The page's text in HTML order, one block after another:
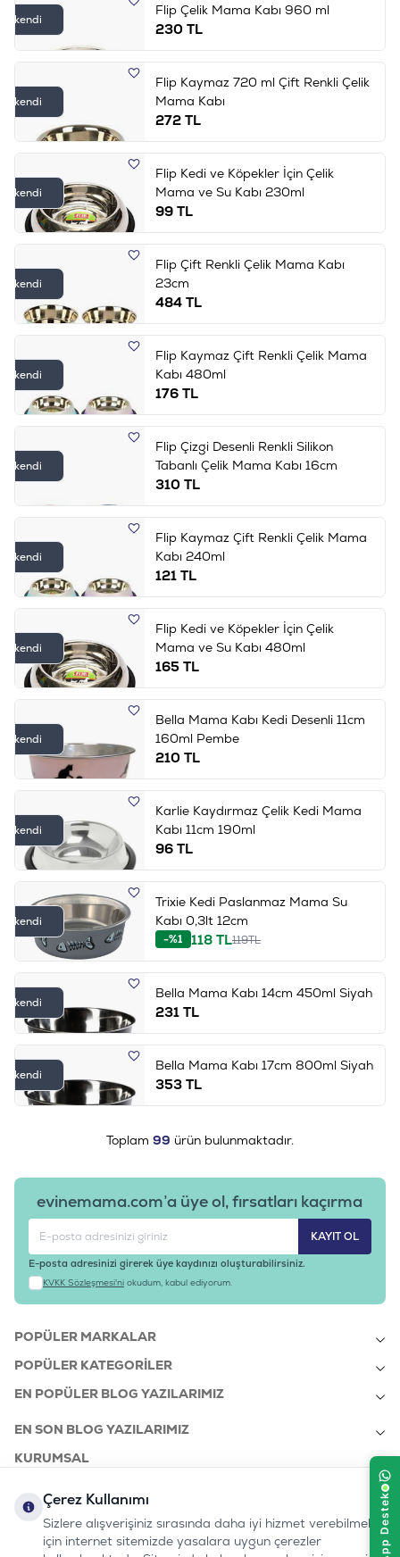
Tükendi
Flip Çelik Mama Kabı 960 ml
230 TL
Tükendi
Flip Kaymaz 720 ml Çift Renkli Çelik
Mama Kabı
272TL
Tükendi
Flip Kedi ve Köpekler İçin Çelik
Mama ve Su Kabı 230ml
99TL
Tükendi
Flip Çift Renkli Çelik Mama Kabı
23cm
484TL
Tükendi
Flip Kaymaz Çift Renkli Çelik Mama
Kabı 480ml
176TL
Tükendi
Flip Çizgi Desenli Renkli Silikon
Tabanlı Çelik Mama Kabı 16cm
310 TL
Tükendi
Flip Kaymaz Çift Renkli Çelik Mama
Kabı 240ml
121TL
Tükendi
Flip Kedi ve Köpekler İçin Çelik
Mama ve Su Kabı 480ml
165TL
Tükendi
Bella Mama Kabı Kedi Desenli 11cm
160ml Pembe
210 TL
Tükendi
Karlie Kaydırmaz Çelik Kedi Mama
Kabı 11cm 190ml
96TL
Tükendi
Trixie Kedi Paslanmaz Mama Su
Kabı 0,3lt 12cm
-%1 118TL119TL
Tükendi
Bella Mama Kabı 14cm 450ml Siyah
231TL
Tükendi
Bella Mama Kabı 17cm 800ml Siyah
353TL
Toplam 99 ürün bulunmaktadır.
evinemama.com’a üye ol, fırsatları kaçırma
KAYIT OL
E-posta adresinizi girerek üye kaydınızı oluşturabilirsiniz.
KVKK Sözleşmesi'ni okudum, kabul ediyorum.
POPÜLER MARKALAR
POPÜLER KATEGORILER
EN POPÜLER BLOG YAZILARIMIZ
EN SON BLOG YAZILARIMIZ
KURUMSAL
bizi takip edin:
Instagram
Youtube
TiktokFacebook
Linkedin
www.evinemama.com
0232 7000 212
%100 MUTLU
MÜŞTERI HATTI
Çerez Kullanımı
Sizlere alışverişiniz sırasında daha iyi hizmet verebilmek
için internet sitemizde yasalara uygun çerezler